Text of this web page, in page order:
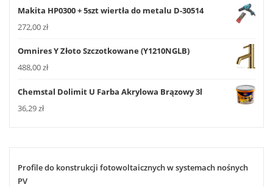
Makita HP0300 + 5szt wiertła do metalu D-30514
272,00zł
Omnires Y Złoto Szczotkowane (Y1210NGLB)
488,00zł
Chemstal Dolimit U Farba Akrylowa Brązowy 3l
36,29zł
Profile do konstrukcji fotowoltaicznych w systemach nośnych
PV